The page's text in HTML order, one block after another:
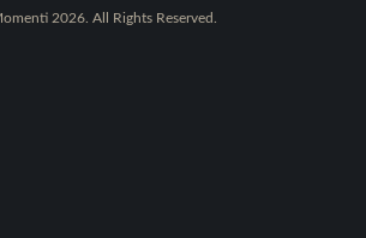
2026. All Rights Reserved.